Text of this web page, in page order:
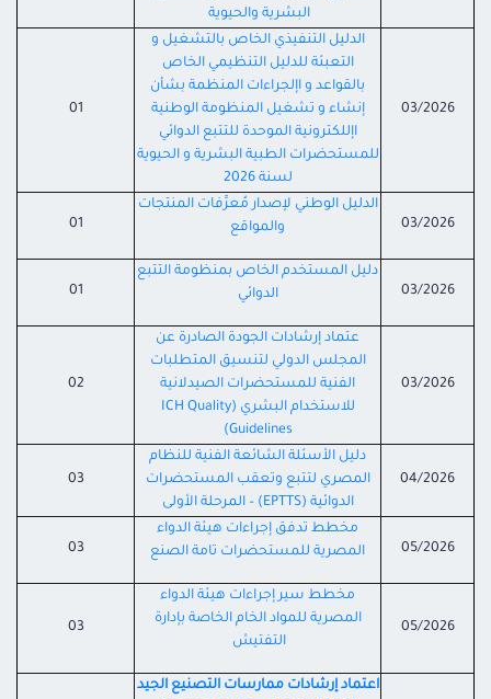
البشرية والحيوية
03/2026
الدليل التنفيذي الخاص بالتشغيل و
التعبئة للدليل التنظيمي الخاص
بالقواعد و اإلجراءات المنظمة بشأن
إنشاء و تشغيل المنظومة الوطنية
اإللكترونية الموحدة للتتبع الدوائي
للمستحضرات الطبية البشرية و الحيوية
لسنة 2026
01
03/2026
الدليل الوطني لإصدار مُعرِّفات المنتجات
والمواقع
01
03/2026
دليل المستخدم الخاص بمنظومة التتبع
الدوائي
01
03/2026
عتماد إرشادات الجودة الصادرة عن
المجلس الدولي لتنسيق المتطلبات
الفنية للمستحضرات الصيدلانية
للاستخدام البشري (ICH Quality
Guidelines)
02
04/2026
دليل الأسئلة الشائعة الفنية للنظام
المصري لتتبع وتعقب المستحضرات
الدوائية (EPTTS) – المرحلة الأولى
03
05/2026
مخطط تدفق إجراءات هيئة الدواء
المصرية للمستحضرات تامة الصنع
03
05/2026
مخطط سير إجراءات هيئة الدواء
المصرية للمواد الخام الخاصة بإدارة
التفتيش
03
اعتماد إرشادات ممارسات التصنيع الجيد